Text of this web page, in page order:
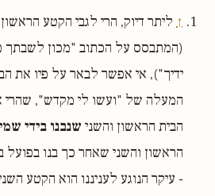
↑ ליתר דיוק, הרי לגבי הקטע
(המתבסס על הכתוב "מכון לשבתך
ידיך"), אי אפשר לבאר על פיו את
המעלה של "ועשו לי מקדש", שהרי
הבית הראשון והשני שנבנו בידי
הראשון והשני שאחר כך בנו
- עיקר הנוגע לעניננו הוא הקטע